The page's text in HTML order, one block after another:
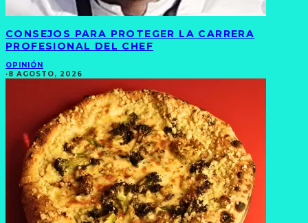
CONSEJOS PARA PROTEGER LA CARRERA
PROFESIONAL DEL CHEF
OPINIÓN
·8 AGOSTO, 2026